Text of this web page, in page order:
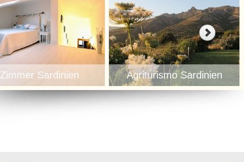
Zimmer Sardinien Agriturismo Sardinien